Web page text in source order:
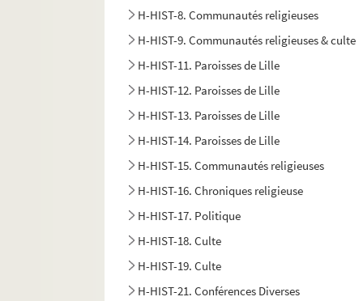
H-HIST-8. Communautés religieuses
H-HIST-9. Communautés religieuses & culte
H-HIST-11. Paroisses de Lille
H-HIST-12. Paroisses de Lille
H-HIST-13. Paroisses de Lille
H-HIST-14. Paroisses de Lille
H-HIST-15. Communautés religieuses
H-HIST-16. Chroniques religieuse
H-HIST-17. Politique
H-HIST-18. Culte
H-HIST-19. Culte
H-HIST-21. Conférences Diverses